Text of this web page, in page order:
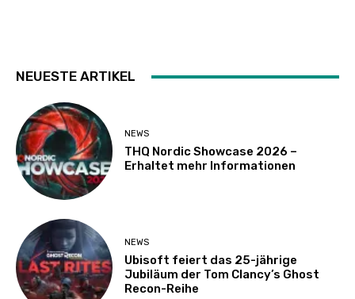
NEUESTE ARTIKEL
NEWS
THQ Nordic Showcase 2026 –
Erhaltet mehr Informationen
NEWS
Ubisoft feiert das 25-jährige
Jubiläum der Tom Clancy’s Ghost
Recon-Reihe